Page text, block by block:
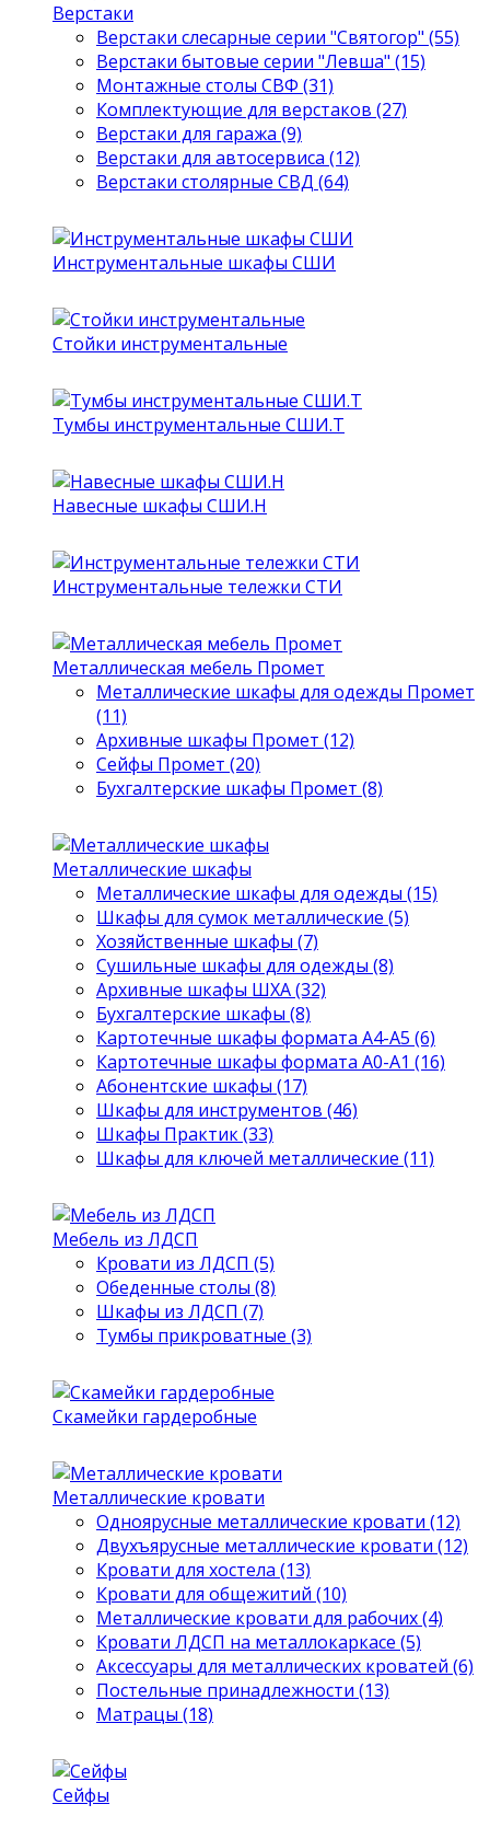
Верстаки
Верстаки слесарные серии "Святогор" (55)
Верстаки бытовые серии "Левша" (15)
Монтажные столы СВФ (31)
Комплектующие для верстаков (27)
Верстаки для гаража (9)
Верстаки для автосервиса (12)
Верстаки столярные СВД (64)
Инструментальные шкафы СШИ
Стойки инструментальные
Тумбы инструментальные СШИ.Т
Навесные шкафы СШИ.Н
Инструментальные тележки СТИ
Металлическая мебель Промет
Металлические шкафы для одежды Промет
(11)
Архивные шкафы Промет (12)
Сейфы Промет (20)
Бухгалтерские шкафы Промет (8)
Металлические шкафы
Металлические шкафы для одежды (15)
Шкафы для сумок металлические (5)
Хозяйственные шкафы (7)
Сушильные шкафы для одежды (8)
Архивные шкафы ШХА (32)
Бухгалтерские шкафы (8)
Картотечные шкафы формата А4-А5 (6)
Картотечные шкафы формата А0-А1 (16)
Абонентские шкафы (17)
Шкафы для инструментов (46)
Шкафы Практик (33)
Шкафы для ключей металлические (11)
Мебель из ЛДСП
Кровати из ЛДСП (5)
Обеденные столы (8)
Шкафы из ЛДСП (7)
Тумбы прикроватные (3)
Скамейки гардеробные
Металлические кровати
Одноярусные металлические кровати (12)
Двухъярусные металлические кровати (12)
Кровати для хостела (13)
Кровати для общежитий (10)
Металлические кровати для рабочих (4)
Кровати ЛДСП на металлокаркасе (5)
Аксессуары для металлических кроватей (6)
Постельные принадлежности (13)
Матрацы (18)
Сейфы